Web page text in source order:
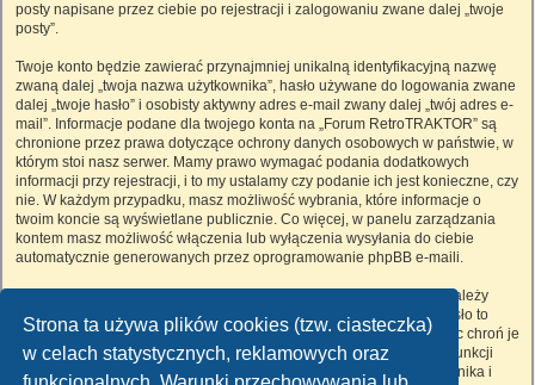
Strona ta używa plików cookies (tzw. ciasteczka)
w celach statystycznych, reklamowych oraz
posty napisane przez ciebie po rejestracji i zalogowaniu zwane dalej „twoje
posty”.
Twoje konto będzie zawierać przynajmniej unikalną identyfikacyjną nazwę
zwaną dalej „twoja nazwa użytkownika”, hasło używane do logowania zwane
dalej „twoje hasło” i osobisty aktywny adres e-mail zwany dalej „twój adres e-
mail”. Informacje podane dla twojego konta na „Forum RetroTRAKTOR” są
chronione przez prawa dotyczące ochrony danych osobowych w państwie, w
którym stoi nasz serwer. Mamy prawo wymagać podania dodatkowych
informacji przy rejestracji, i to my ustalamy czy podanie ich jest konieczne, czy
nie. W każdym przypadku, masz możliwość wybrania, które informacje o
twoim koncie są wyświetlane publicznie. Co więcej, w panelu zarządzania
kontem masz możliwość włączenia lub wyłączenia wysyłania do ciebie
automatycznie generowanych przez oprogramowanie phpBB e-maili.
Twoje hasło jest zaszyfrowane, więc jest bezpieczne, niemniej nie należy
używać tego samego hasła na różnych witrynach internetowych. Hasło to
umożliwia dostęp do twojego konta na „Forum RetroTRAKTOR”, więc chroń je
i w żadnym wypadku nie podawajnikomu. Jeśli je zapomnisz, użyj funkcji
„Nie pamiętam hasła”. Witryna poprosi cię o podanie nazwy użytkownika i